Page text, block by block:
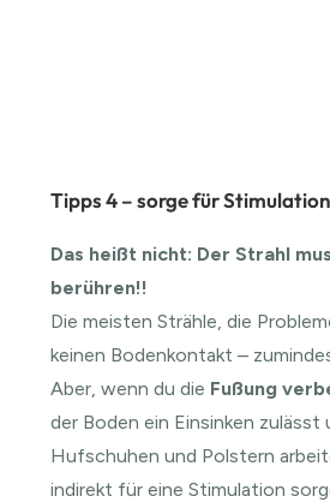
Tipps 4 – sorge für Stimulation
Das heißt nicht: Der Strahl
berühren!!
Die meisten Strähle, die
keinen Bodenkontakt –
Aber, wenn du die Fußung
der Boden ein Einsinken
Hufschuhen und Polstern
indirekt für eine Stimulation